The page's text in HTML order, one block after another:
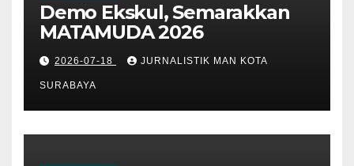
Demo Ekskul, Semarakkan
MATAMUDA 2026
2026-07-18 JURNALISTIK MAN KOTA
SURABAYA